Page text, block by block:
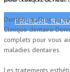
PRENDRE
Dentiste québec, au
Clinique dentaire
complets pour vous
maladies dentaires.
Les traitements